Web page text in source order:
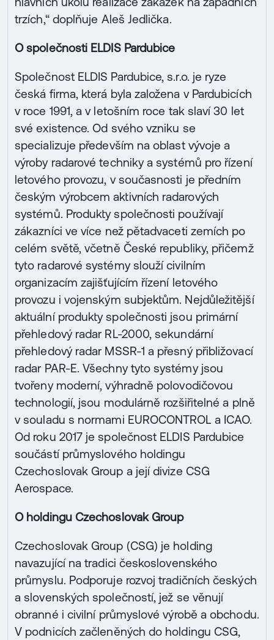
trzích,“ doplňuje Aleš Jedlička.
O společnosti ELDIS Pardubice
Společnost ELDIS Pardubice, s.r.o. je ryze
česká firma, která byla založena v Pardubicích
v roce 1991, a v letošním roce tak slaví 30 let
své existence. Od svého vzniku se
specializuje především na oblast vývoje a
výroby radarové techniky a systémů pro řízení
letového provozu, v současnosti je předním
českým výrobcem aktivních radarových
systémů. Produkty společnosti používají
zákazníci ve více než pětadvaceti zemích po
celém světě, včetně České republiky, přičemž
tyto radarové systémy slouží civilním
organizacím zajišťujícím řízení letového
provozu i vojenským subjektům. Nejdůležitější
aktuální produkty společnosti jsou primární
přehledový radar RL-2000, sekundární
přehledový radar MSSR-1 a přesný přibližovací
radar PAR-E. Všechny tyto systémy jsou
tvořeny moderní, výhradně polovodičovou
technologií, jsou modulárně rozšiřitelné a plně
v souladu s normami EUROCONTROL a ICAO.
Od roku 2017 je společnost ELDIS Pardubice
součástí průmyslového holdingu
Czechoslovak Group a její divize CSG
Aerospace.
O holdingu Czechoslovak Group
Czechoslovak Group (CSG) je holding
navazující na tradici československého
průmyslu. Podporuje rozvoj tradičních českých
a slovenských společností, jež se věnují
obranné i civilní průmyslové výrobě a obchodu.
V podnicích začleněných do holdingu CSG,